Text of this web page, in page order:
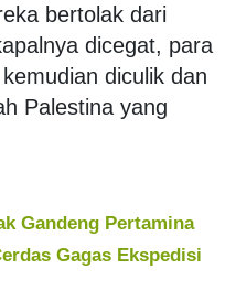
bertolak dari
dicegat, para
diculik dan
Palestina yang
Gandeng Pertamina
Gagas Ekspedisi